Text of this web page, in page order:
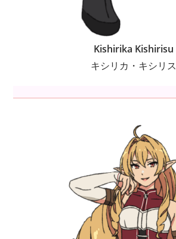
Kishirika Kishirisu
キシリカ・キシリス